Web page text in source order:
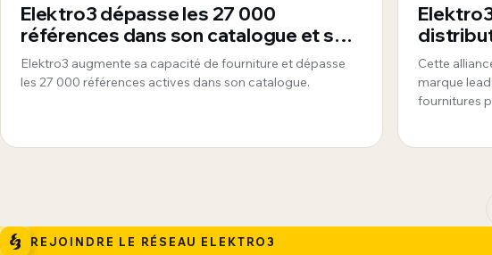
Elektro3 dépasse les 27 000
références dans son catalogue et se
consolide comme fournisseur global
360°
Elektro3 augmente sa capacité de fourniture et dépasse
les 27 000 références actives dans son catalogue.
Cette
marque
fournitures
REJOINDRE LE RÉSEAU ELEKTRO3